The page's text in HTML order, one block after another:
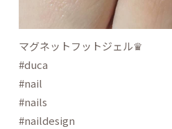
マグネットフットジェル♛
#duca
#nail
#nails
#naildesign